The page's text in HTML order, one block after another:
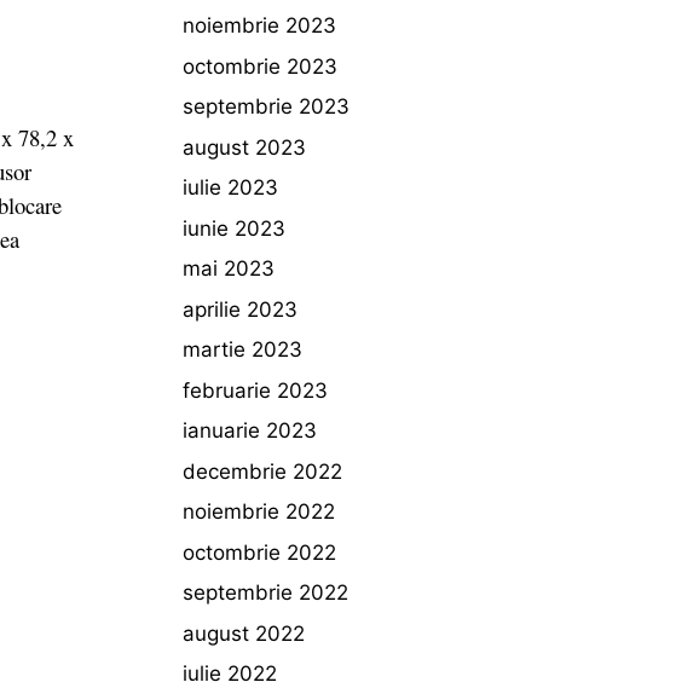
78,2 x
noiembrie 2023
octombrie 2023
septembrie 2023
august 2023
iulie 2023
iunie 2023
mai 2023
aprilie 2023
martie 2023
februarie 2023
ianuarie 2023
decembrie 2022
noiembrie 2022
octombrie 2022
septembrie 2022
august 2022
iulie 2022